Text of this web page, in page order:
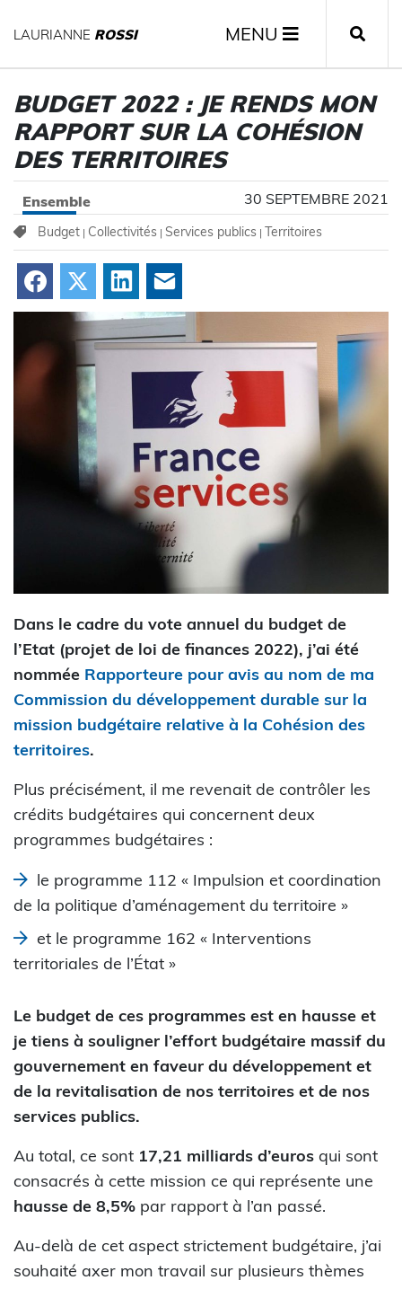
LAURIANNE ROSSI MENU
BUDGET 2022 : JE RENDS MON
RAPPORT SUR LA COHÉSION
DES TERRITOIRES
Ensemble 30 SEPTEMBRE 2021
Budget | Collectivités | Services publics | Territoires
Facebook LinkedIn
Dans le cadre du vote annuel du budget de
l’Etat (projet de loi de finances 2022), j’ai été
nommée Rapporteure pour avis au nom de ma
Commission du développement durable sur la
mission budgétaire relative à la Cohésion des
territoires.
Plus précisément, il me revenait de contrôler les
crédits budgétaires qui concernent deux
programmes budgétaires :
le programme 112 « Impulsion et coordination
de la politique d’aménagement du territoire »
et le programme 162 « Interventions
territoriales de l’État »
Le budget de ces programmes est en hausse et
je tiens à souligner l’effort budgétaire massif du
gouvernement en faveur du développement et
de la revitalisation de nos territoires et de nos
services publics.
Au total, ce sont 17,21 milliards d’euros qui sont
consacrés à cette mission ce qui représente une
hausse de 8,5% par rapport à l’an passé.
Au-delà de cet aspect strictement budgétaire, j’ai
souhaité axer mon travail sur plusieurs thèmes